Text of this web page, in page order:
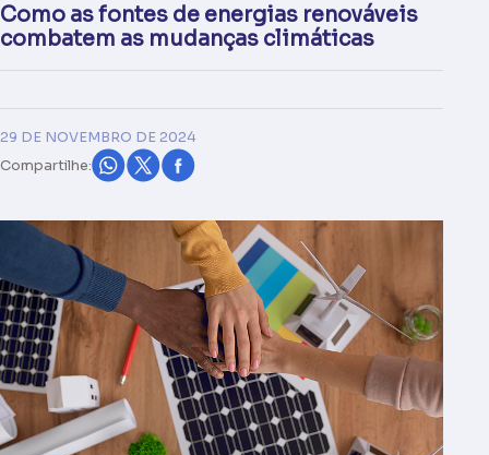
Como as fontes de energias renováveis
combatem as mudanças climáticas
29 DE NOVEMBRO DE 2024
Compartilhe: